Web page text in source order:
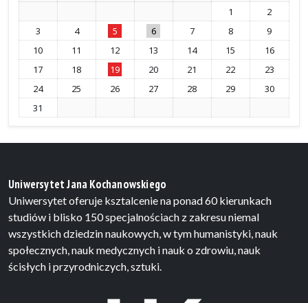
1
2
3
4 5 6 7 8
9
10
11 12 13 14 15
16
17
18 19 20 21 22
23
24
25 26 27 28 29
30
31
Uniwersytet Jana Kochanowskiego
Uniwersytet oferuje ksztalcenie na ponad 60 kierunkach
studiów i blisko 150 specjalnościach z zakresu niemal
wszystkich dziedzin naukowych, w tym humanistyki, nauk
społecznych, nauk medycznych i nauk o zdrowiu, nauk
ścisłych i przyrodniczych, sztuki.